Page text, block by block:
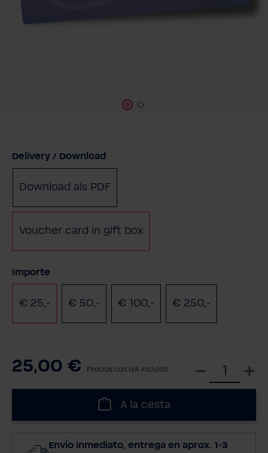
Seleccione
Delivery / Download
Download als PDF
Voucher card in gift box
Seleccione
Importe
€ 25,- € 50,- € 100,- € 250,-
25,00 € Precios con IVA incluido
c
A la cesta
Envío inmediato, entrega en aprox. 1-3